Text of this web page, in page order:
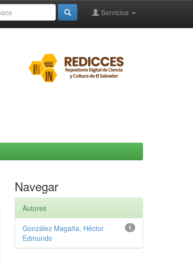
Servicios
Navegar
Autores
1
González Magaña, Héctor
Edmundo